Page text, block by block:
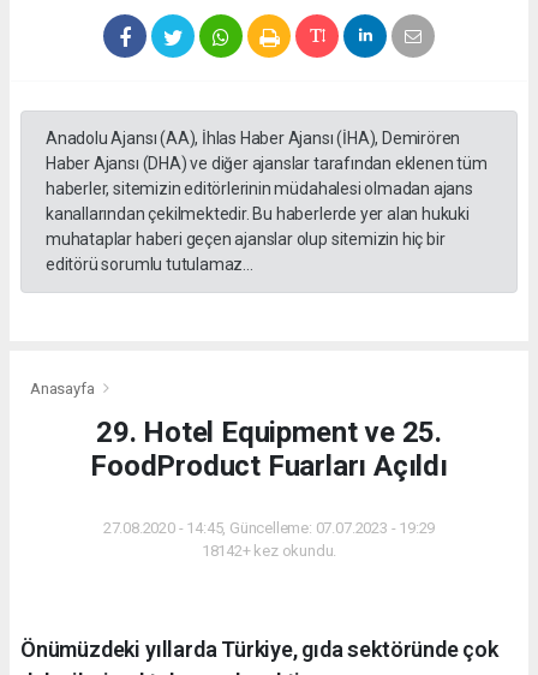
Anadolu Ajansı (AA), İhlas Haber Ajansı (İHA), Demirören
Haber Ajansı (DHA) ve diğer ajanslar tarafından eklenen tüm
haberler, sitemizin editörlerinin müdahalesi olmadan ajans
kanallarından çekilmektedir. Bu haberlerde yer alan hukuki
muhataplar haberi geçen ajanslar olup sitemizin hiç bir
editörü sorumlu tutulamaz...
Anasayfa
29. Hotel Equipment ve 25.
FoodProduct Fuarları Açıldı
27.08.2020 - 14:45, Güncelleme: 07.07.2023 - 19:29
18142+ kez okundu.
Önümüzdeki yıllarda Türkiye, gıda sektöründe çok